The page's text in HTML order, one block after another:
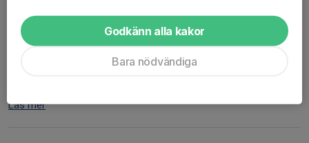
Inbjudan VSM Mil.Snabb
0 kommentarer
Läs mer
Godkänn alla kakor
Bara nödvändiga